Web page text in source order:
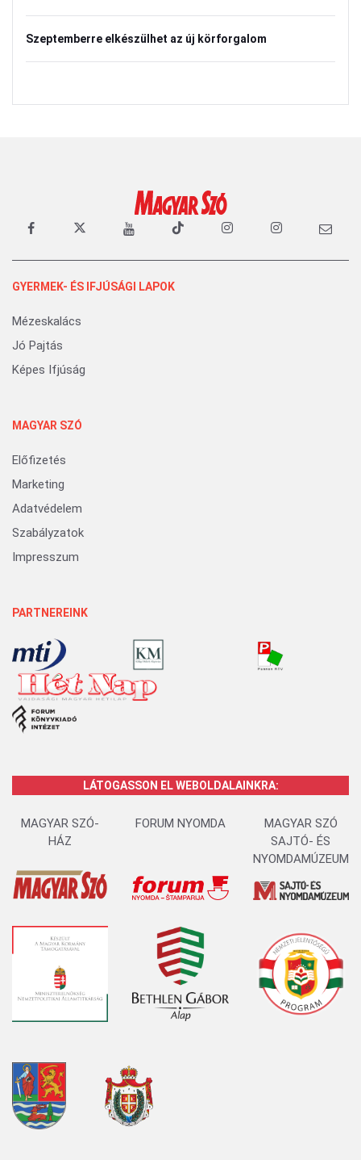
Szeptemberre elkészülhet az új körforgalom
GYERMEK- ÉS IFJÚSÁGI LAPOK
Mézeskalács
Jó Pajtás
Képes Ifjúság
MAGYAR SZÓ
Előfizetés
Marketing
Adatvédelem
Szabályzatok
Impresszum
PARTNEREINK
LÁTOGASSON EL WEBOLDALAINKRA:
MAGYAR SZÓ-
HÁZ
FORUM NYOMDA
MAGYAR SZÓ
SAJTÓ- ÉS
NYOMDAMÚZEUM